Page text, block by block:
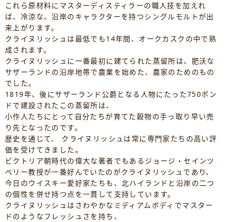
これら原材料にマスターディスティラーの職人技を加えれ
ば、冷涼な、沿岸のキャラクターを持つシングルモルトが出
来上がります。
クライヌリッシュは最低でも14年間、オークカスクの中で熟
成されます。
クライヌリッシュに一番最初に建てられた蒸留所は、肥沃な
サザーランドの沿岸地帯で農業を始めた、農家のためのもの
でした。
1819年、後にサザーランド公爵となる人物にたった750ポン
ドで建設されたこの蒸留所は、
小作人たちにとって自分たちが育てた穀物の手っ取り早い売
り先となったのです。
歴史を通じて、 クライヌリッシュは常に専門家たちの高い評
価を受けてきました。
ビクトリア朝時代の偉大な著者でもあるジョージ・セインツ
ベリー教授が一番好んでいたのがクライヌリッシュであり、
今日のウイスキー愛好家たちも、北ハイランドと沿岸の二つ
の個性を併せ持つ点を一貫して支持しています。
クライヌリッシュはさわやかなミディアムボディでマスター
ドのようなフレッシュさを持ち、